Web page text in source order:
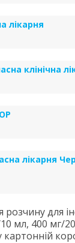
лікарня
клінічна
лікарня
для
мл, 400 мг/